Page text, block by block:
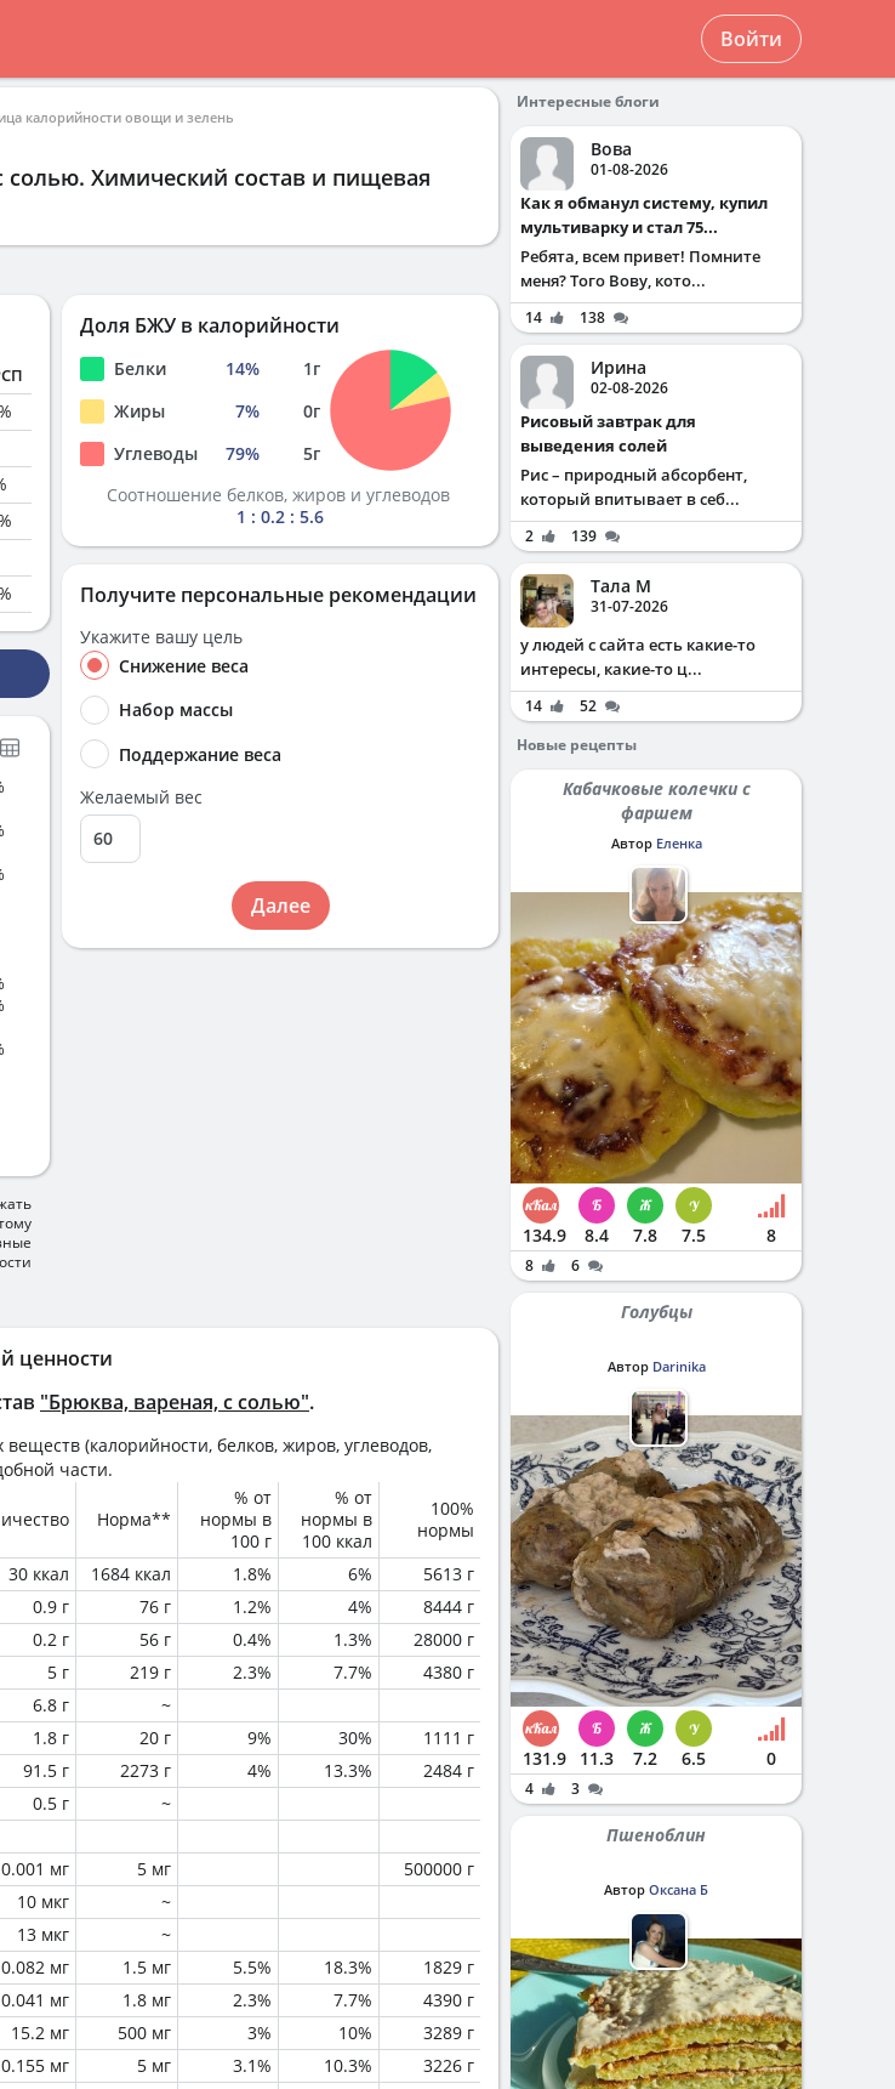
Войти
калорийности овощи и зелень
солью. Химический состав и пищевая
ценности
"Брюква, вареная, с солью".
(калорийности, белков, жиров, углеводов,
части.
Норма**
% от
нормы в
100 г
% от
нормы в
100 ккал
100%
нормы
30 ккал 1684 ккал 1.8% 6%
5613 г
0.9 г 76 г 1.2% 4%
8444 г
0.2 г 56 г 0.4% 1.3%
28000 г
5 г 219 г 2.3% 7.7%
4380 г
6.8 г
~
1.8 г 20 г 9% 30%
1111 г
91.5 г 2273 г 4% 13.3%
2484 г
0.5 г ~
0.001 мг 5 мг
500000 г
10 мкг
~
13 мкг
~
0.082 мг 1.5 мг 5.5% 18.3%
1829 г
0.041 мг 1.8 мг 2.3% 7.7%
4390 г
15.2 мг 500 мг 3% 10%
3289 г
0.155 мг 5 мг 3.1% 10.3%
3226 г
Доля БЖУ в калорийности
Белки 14% 1г
Жиры
7% 0г
Углеводы
79% 5г
Соотношение белков, жиров и углеводов
1 : 0.2 : 5.6
Получите персональные рекомендации
Укажите вашу цель
Снижение веса
Набор массы
Поддержание веса
Желаемый вес
Далее
Интересные блоги
Вова
01-08-2026
Как я обманул систему, купил
мультиварку и стал 75...
Ребята, всем привет! Помните
меня? Того Вову, кото...
14 138
Ирина
02-08-2026
Рисовый завтрак для
выведения солей
Рис – природный абсорбент,
который впитывает в себ...
2 139
Тала М
31-07-2026
у людей с сайта есть какие-то
интересы, какие-то ц...
14
52
Новые рецепты
Кабачковые колечки с
фаршем
Автор Еленка
134.9 8.4 7.8 7.5 8
8 6
Голубцы
Автор Darinika
131.9 11.3 7.2 6.5 0
4 3
Пшеноблин
Автор Оксана Б